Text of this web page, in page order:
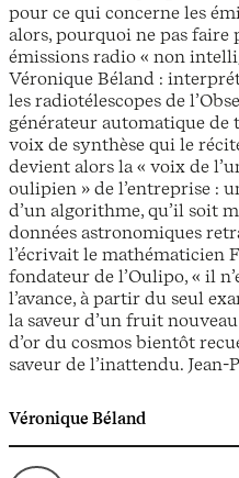
pour ce qui concerne les
alors, pourquoi ne pas faire
émissions radio « non
Véronique Béland :
les radiotélescopes de
générateur automatique de
voix de synthèse qui le
devient alors la « voix de
oulipien » de l’entreprise :
d’un algorithme, qu’il soit
données astronomiques
l’écrivait le mathématicien
fondateur de l’Oulipo, « il
l’avance, à partir du seul
la saveur d’un fruit
d’or du cosmos bientôt
saveur de l’inattendu.
Véronique Béland